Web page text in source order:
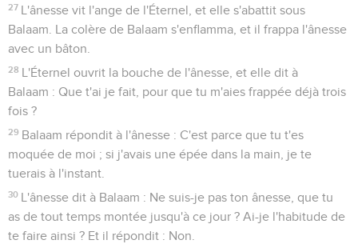
27 L'ânesse vit l'ange de l'Éternel, et elle s'abattit sous
Balaam. La colère de Balaam s'enflamma, et il frappa l'ânesse
avec un bâton.
28 L'Éternel ouvrit la bouche de l'ânesse, et elle dit à
Balaam : Que t'ai je fait, pour que tu m'aies frappée déjà trois
fois ?
29 Balaam répondit à l'ânesse : C'est parce que tu t'es
moquée de moi ; si j'avais une épée dans la main, je te
tuerais à l'instant.
30 L'ânesse dit à Balaam : Ne suis-je pas ton ânesse, que tu
as de tout temps montée jusqu'à ce jour ? Ai-je l'habitude de
te faire ainsi ? Et il répondit : Non.